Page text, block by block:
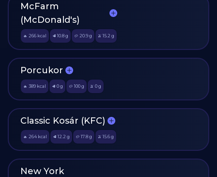
McFarm
(McDonald's)
🔥 266 kcal 🥩 10.8g 🥔 20.9 g 🫒 15.2 g
Porcukor
🔥 389 kcal 🥩 0g 🥔 100 g 🫒 0g
Classic Kosár (KFC)
🔥 264 kcal 🥩 12.2 g 🥔 17.8 g 🫒 15.6g
New York